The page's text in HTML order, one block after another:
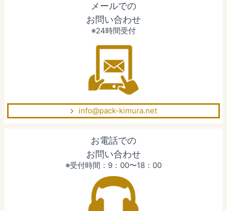
メールでの
お問い合わせ
※24時間受付
info@pack-kimura.net
お電話での
お問い合わせ
※受付時間：9：00〜18：00